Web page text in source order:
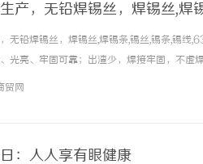
产，无铅焊锡丝，焊锡丝,焊
焊锡丝，纯锌丝，所以产品
无铅焊锡丝，焊锡丝,焊锡条,锡丝,锡条,锡
光亮、牢固可靠；出渣少，焊接牢固，不虚
贸网
：人人享有眼健康